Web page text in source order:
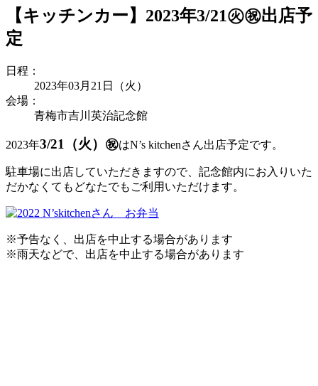
【キッチンカー】2023年3/21㊋㊗出店予
定
日程：
2023年03月21日（火）
会場：
青梅市吉川英治記念館
2023年3/21（火）㊗はN’s kitchenさん出店予定です。
駐車場に出店していただきますので、記念館内にお入りいた
だかなくてもどなたでもご利用いただけます。
※予告なく、出店を中止する場合があります
※雨天などで、出店を中止する場合があります